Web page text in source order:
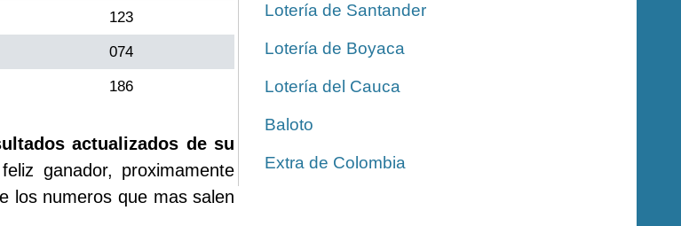
123
074
186
actualizados de su
ganador, proximamente
los numeros que mas salen
Lotería de Santander
Lotería de Boyaca
Lotería del Cauca
Baloto
Extra de Colombia